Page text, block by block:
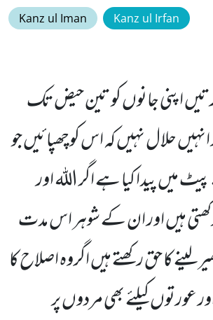
Kanz ul Iman Kanz ul Irfan
اپنی جانوں کو تین حیض تک
حلال نہیں کہ اس کوچھپائیں جو
میں پیدا کیا ہے اگر اللہ اور
ہیں اور ان کے شوہر اس مدت
لینے کا حق رکھتے ہیں اگروہ اصلاح کا
عورتوں کیلئے بھی مردوں پر